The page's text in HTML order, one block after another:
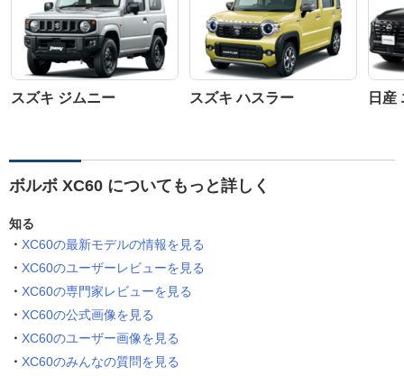
スズキ ジムニー スズキ ハスラー 日産
ボルボ XC60 についてもっと詳しく
知る
XC60の最新モデルの情報を見る
XC60のユーザーレビューを見る
XC60の専門家レビューを見る
XC60の公式画像を見る
XC60のユーザー画像を見る
XC60のみんなの質問を見る